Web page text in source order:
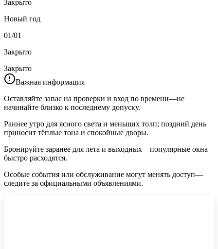
Закрыто
Новый год
01/01
Закрыто
Закрыто
Важная информация
Оставляйте запас на проверки и вход по времени—не
начинайте близко к последнему допуску.
Раннее утро для ясного света и меньших толп; поздний день
приносит тёплые тона и спокойные дворы.
Бронируйте заранее для лета и выходных—популярные окна
быстро расходятся.
Особые события или обслуживание могут менять доступ—
следите за официальными объявлениями.